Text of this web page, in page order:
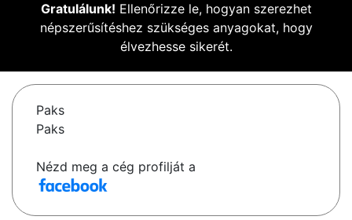
Gratulálunk! Ellenőrizze le, hogyan szerezhet
népszerűsítéshez szükséges anyagokat, hogy
élvezhesse sikerét.
Paks
Paks
Nézd meg a cég profilját a